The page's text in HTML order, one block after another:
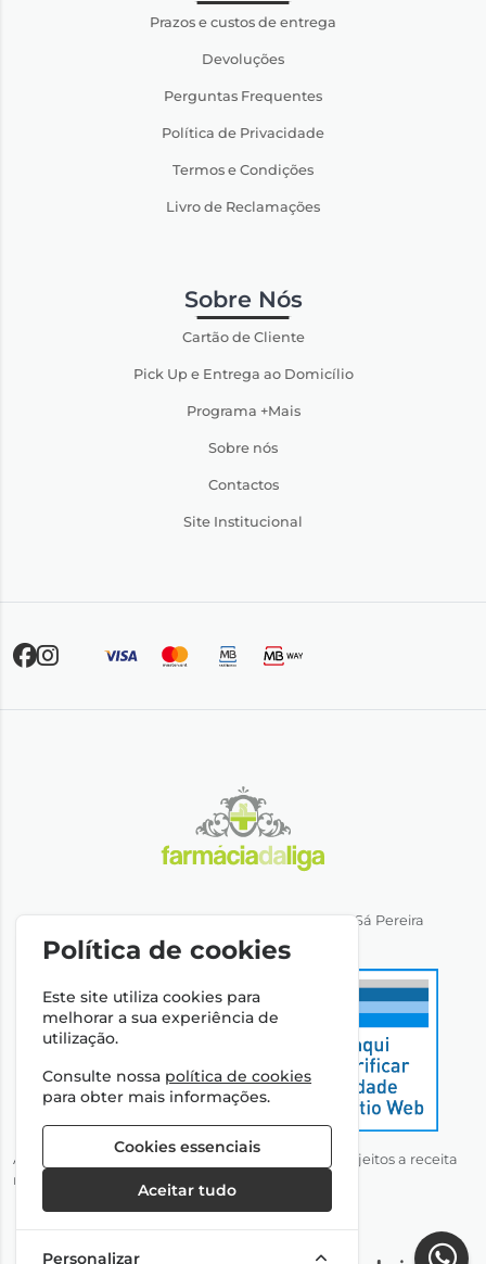
Prazos e custos de entrega
Devoluções
Perguntas Frequentes
Política de Privacidade
Termos e Condições
Livro de Reclamações
Sobre Nós
Cartão de Cliente
Pick Up e Entrega ao Domicílio
Programa +Mais
Sobre nós
Contactos
Site Institucional
Direção Técnica: Dra. Ana Rita Miranda de Sá Pereira
NIPC: 501064974
Autorizado a disponibilizar medicamentos não sujeitos a receita
médica através da Internet pelo Infarmed, I.P.
Política de cookies
Este site utiliza cookies para
melhorar a sua experiência de
utilização.
Consulte nossa política de cookies
para obter mais informações.
Cookies essenciais
Aceitar tudo
Personalizar